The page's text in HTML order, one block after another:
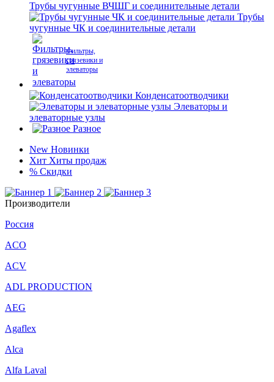
Трубы чугунные ВЧШГ и соединительные детали
Трубы
чугунные ЧК и соединительные детали
Фильтры,
грязевики и
элеваторы
Конденсатоотводчики
Элеваторы и
элеваторные узлы
Разное
New Новинки
Хит Хиты продаж
% Скидки
Производители
Россия
ACO
ACV
ADL PRODUCTION
AEG
Agaflex
Alca
Alfa Laval